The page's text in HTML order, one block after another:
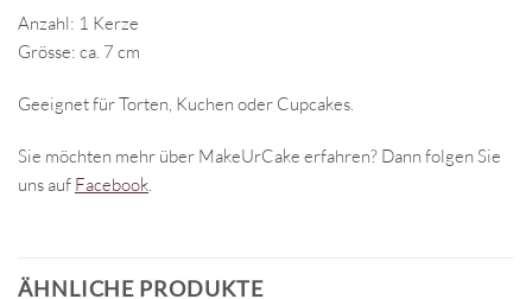
Anzahl: 1 Kerze
Grösse: ca. 7 cm
Geeignet für Torten, Kuchen oder Cupcakes.
Sie möchten mehr über MakeUrCake erfahren? Dann folgen Sie
uns auf Facebook
ÄHNLICHE PRODUKTE